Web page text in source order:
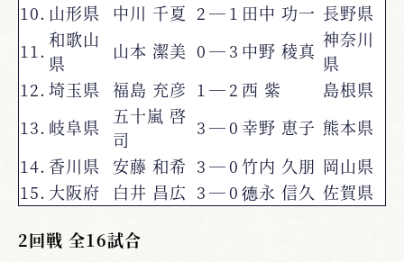
10. 山形県 中川 千夏 2―1 田中 功一 長野県
11. 和歌山
県
山本 潔美 0―3 中野 稜真 神奈川
県
12. 埼玉県 福島 充彦 1―2 西 紫
島根県
13. 岐阜県
五十嵐 啓
司
3―0 幸野 恵子 熊本県
14. 香川県 安藤 和希 3―0竹内 久朋 岡山県
15. 大阪府 白井 昌広 3―0德永 信久 佐賀県
2回戦 全16試合